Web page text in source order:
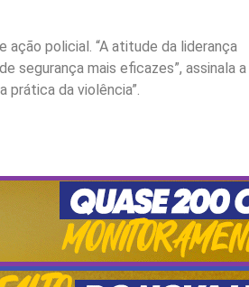
ação policial. “A atitude da liderança
segurança mais eficazes”, assinala a
da violência”.